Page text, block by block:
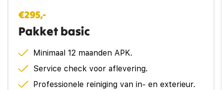
bots waarschuwing systeem
Elektronisch Stabiliteits Programma
systeem waarschuwt en corrigeert. Forward collision
warning helpt u om kop-staart aanrijdingen te
voorkomen. Dankzij veiligheidsvoorzieningen als
bandenspanningcontrolesysteem, bent u steeds veilig
onderweg.
€295,-
Pakket basic
Minimaal 12 maanden APK.
Service check voor aflevering.
Professionele reiniging van in- en exterieur.